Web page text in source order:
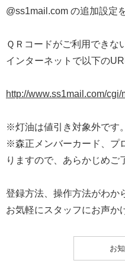
@ss1mail.com の追加設定
ＱＲコードがご利用できな
インターネットで以下の
http://www.ss1mail.com/
※灯油は値引き対象外です。
※森正メンバーカード、プ
りますので、あらかじめご
登録方法、操作方法がわか
お気軽にスタッフにお声か
お